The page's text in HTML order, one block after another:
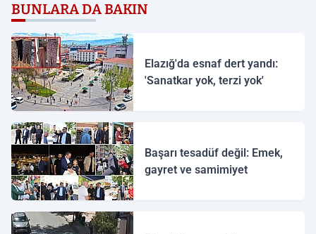
BUNLARA DA BAKIN
Elazığ'da esnaf dert yandı:
'Sanatkar yok, terzi yok'
Başarı tesadüf değil: Emek,
gayret ve samimiyet